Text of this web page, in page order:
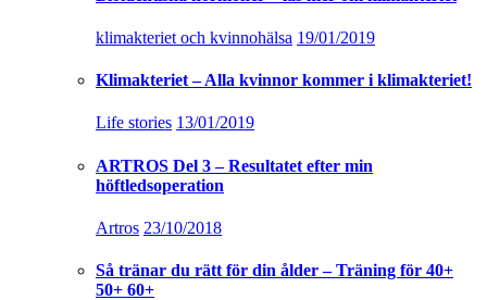
klimakteriet och kvinnohälsa 19/01/2019
Klimakteriet – Alla kvinnor kommer i klimakteriet!
Life stories 13/01/2019
ARTROS Del 3 – Resultatet efter min
höftledsoperation
Artros 23/10/2018
Så tränar du rätt för din ålder – Träning för 40+
50+ 60+